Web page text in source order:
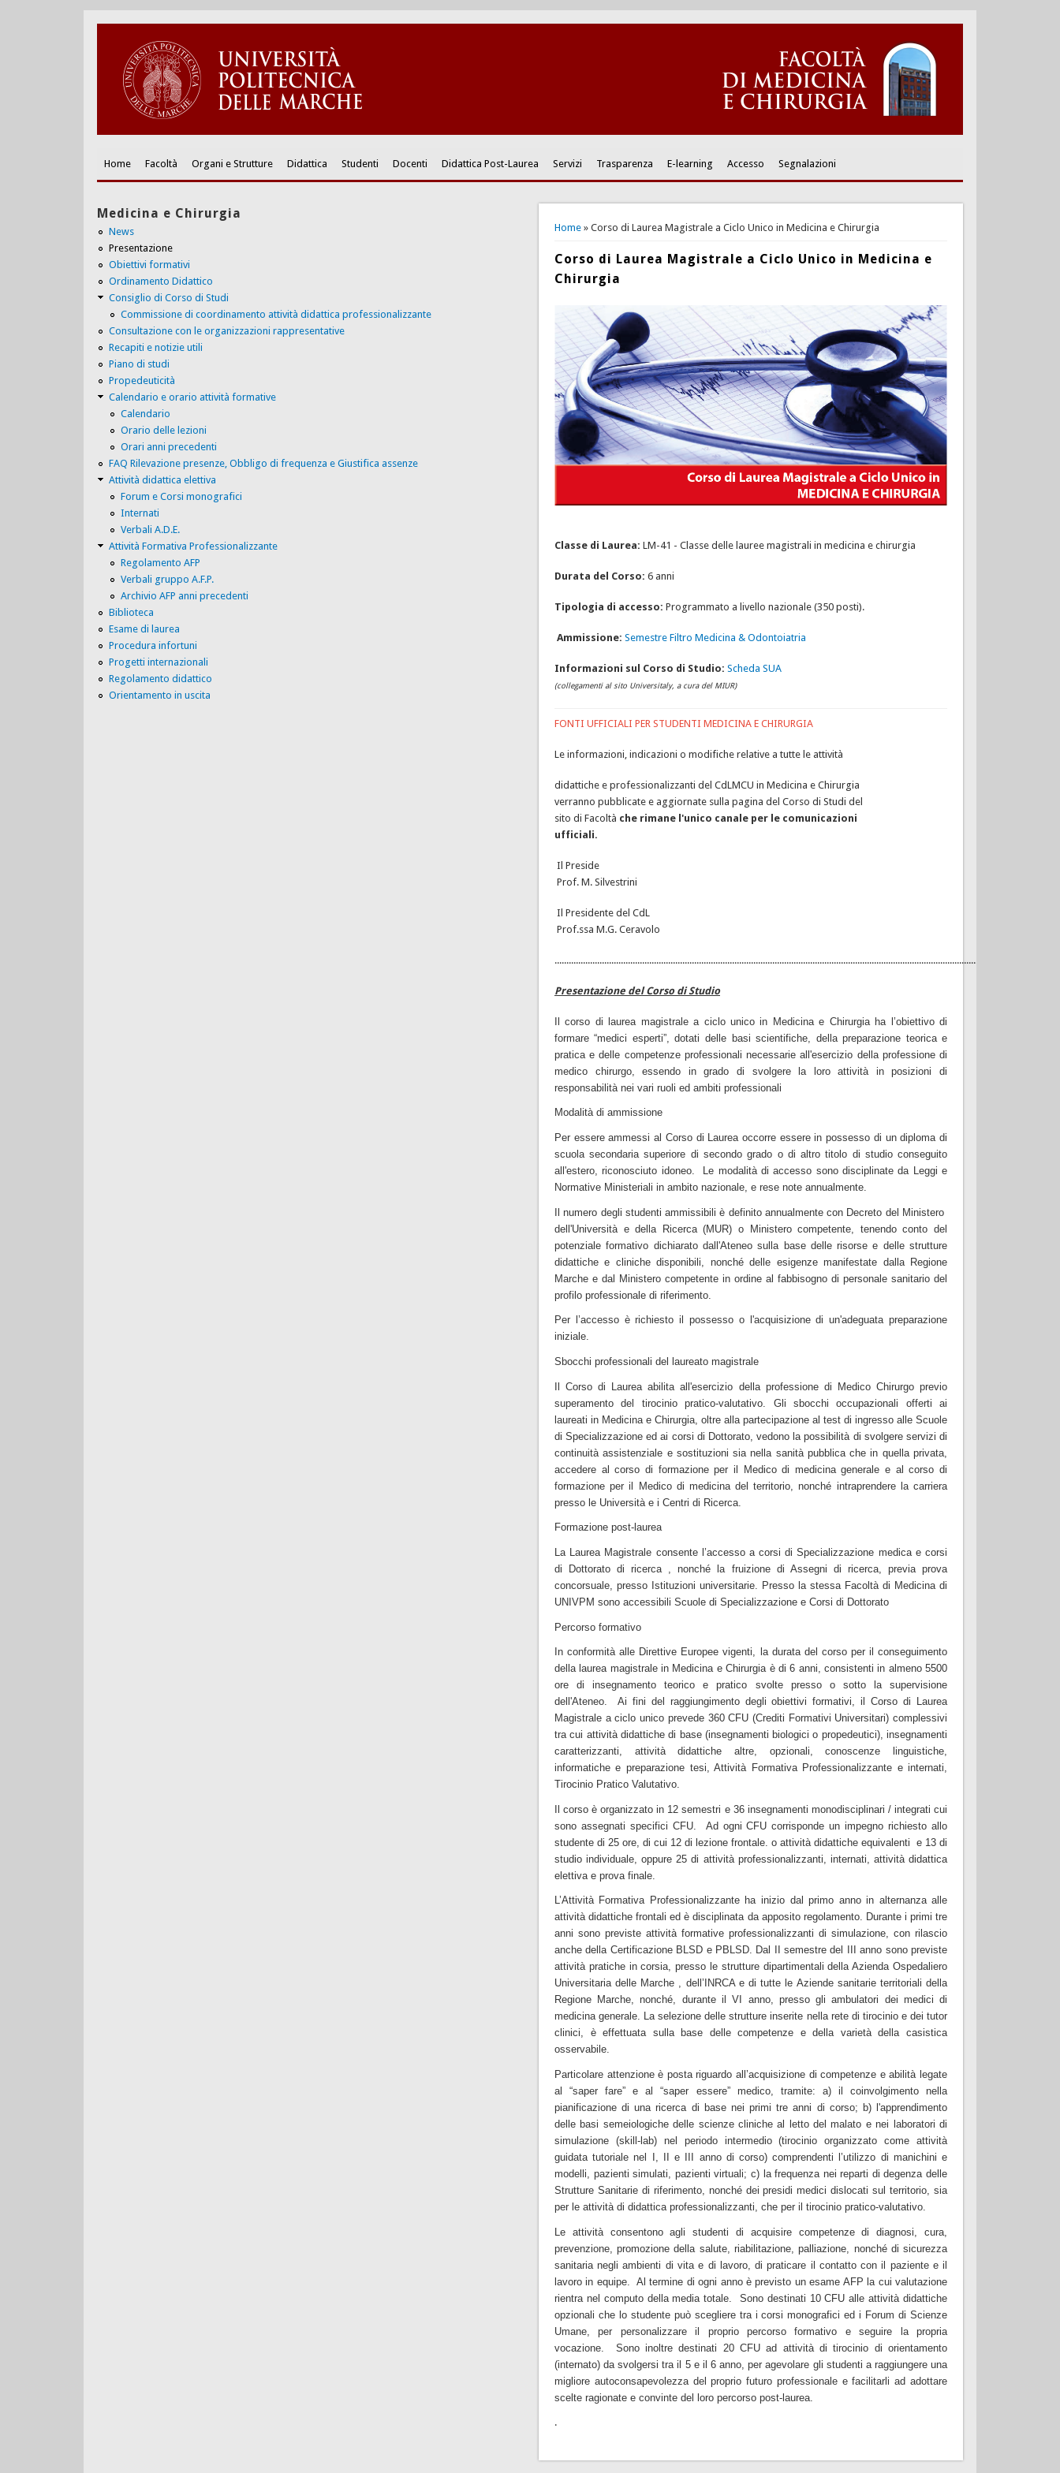
Home Facoltà Organi e Strutture Didattica Studenti Docenti Didattica Post-Laurea Servizi Trasparenza E-learning Accesso Segnalazioni
Home» Corso di Laurea Magistrale a Ciclo Unico in Medicina e Chirurgia
Corso di Laurea Magistrale a Ciclo Unico in Medicina e
Chirurgia
Classe di Laurea: LM-41 - Classe delle lauree magistrali in medicina e chirurgia
Durata del Corso: 6 anni
Tipologia di accesso: Programmato a livello nazionale (350 posti).
Ammissione: Semestre Filtro Medicina & Odontoiatria
Informazioni sul Corso di Studio: Scheda SUA
(collegamenti al sito Universitaly, a cura del MIUR)
FONTI UFFICIALI PER STUDENTI MEDICINA E CHIRURGIA
Le informazioni, indicazioni o modifiche relative a tutte le attività
didattiche e professionalizzanti del CdLMCU in Medicina e Chirurgia
verranno pubblicate e aggiornate sulla pagina del Corso di Studi del
sito di Facoltà che rimane l'unico canale per le comunicazioni
ufficiali.
Il Preside
Prof. M. Silvestrini
Il Presidente del CdL
Prof.ssa M.G. Ceravolo
Presentazione del Corso di Studio
Il corso di laurea magistrale a ciclo unico in Medicina e Chirurgia ha l’obiettivo di
formare “medici esperti”, dotati delle basi scientifiche, della preparazione teorica e
pratica e delle competenze professionali necessarie all'esercizio della professione di
medico chirurgo, essendo in grado di svolgere la loro attività in posizioni di
responsabilità nei vari ruoli ed ambiti professionali
Modalità di ammissione
Per essere ammessi al Corso di Laurea occorre essere in possesso di un diploma di
scuola secondaria superiore di secondo grado o di altro titolo di studio conseguito
all'estero, riconosciuto idoneo.
Le modalità di accesso sono disciplinate da Leggi e
Normative Ministeriali in ambito nazionale, e rese note annualmente.
Il numero degli studenti ammissibili è definito annualmente con Decreto del Ministero
dell'Università e della Ricerca (MUR) o Ministero competente, tenendo conto del
potenziale formativo dichiarato dall'Ateneo sulla base delle risorse e delle strutture
didattiche e cliniche disponibili, nonché delle esigenze manifestate dalla Regione
Marche e dal Ministero competente in ordine al fabbisogno di personale sanitario del
profilo professionale di riferimento.
Per l’accesso è richiesto il possesso o l'acquisizione di un'adeguata preparazione
iniziale.
Sbocchi professionali del laureato magistrale
Il Corso di Laurea abilita all'esercizio della professione di Medico Chirurgo previo
superamento del tirocinio pratico-valutativo. Gli sbocchi occupazionali offerti ai
laureati in Medicina e Chirurgia, oltre alla partecipazione al test di ingresso alle Scuole
di Specializzazione ed ai corsi di Dottorato, vedono la possibilità di svolgere servizi di
continuità assistenziale e sostituzioni sia nella sanità pubblica che in quella privata,
accedere al corso di formazione per il Medico di medicina generale e al corso di
formazione per il Medico di medicina del territorio, nonché intraprendere la carriera
presso le Università e i Centri di Ricerca.
Formazione post-laurea
La Laurea Magistrale consente l’accesso a corsi di Specializzazione medica e corsi
di Dottorato di ricerca , nonché la fruizione di Assegni di ricerca, previa prova
concorsuale, presso Istituzioni universitarie. Presso la stessa Facoltà di Medicina di
UNIVPM sono accessibili Scuole di Specializzazione e Corsi di Dottorato
Percorso formativo
In conformità alle Direttive Europee vigenti, la durata del corso per il conseguimento
della laurea magistrale in Medicina e Chirurgia è di 6 anni, consistenti in almeno 5500
ore di insegnamento teorico e pratico svolte presso o sotto la supervisione
dell'Ateneo. Ai fini del raggiungimento degli obiettivi formativi, il Corso di Laurea
Magistrale a ciclo unico prevede 360 CFU (Crediti Formativi Universitari) complessivi
tra cui attività didattiche di base (insegnamenti biologici o propedeutici), insegnamenti
caratterizzanti, attività didattiche altre, opzionali, conoscenze linguistiche,
informatiche e preparazione tesi, Attività Formativa Professionalizzante e internati,
Tirocinio Pratico Valutativo.
Il corso è organizzato in 12 semestri e 36 insegnamenti monodisciplinari / integrati cui
sono assegnati specifici CFU. Ad ogni CFU corrisponde un impegno richiesto allo
studente di 25 ore, di cui 12 di lezione frontale. o attività didattiche equivalenti e 13 di
studio individuale, oppure 25 di attività professionalizzanti, internati, attività didattica
elettiva e prova finale.
L’Attività Formativa Professionalizzante ha inizio dal primo anno in alternanza alle
attività didattiche frontali ed è disciplinata da apposito regolamento. Durante i primi tre
anni sono previste attività formative professionalizzanti di simulazione, con rilascio
anche della Certificazione BLSD e PBLSD. Dal II semestre del III anno sono previste
attività pratiche in corsia, presso le strutture dipartimentali della Azienda Ospedaliero
Universitaria delle Marche , dell’INRCA e di tutte le Aziende sanitarie territoriali della
Regione Marche, nonché, durante il VI anno, presso gli ambulatori dei medici di
medicina generale. La selezione delle strutture inserite nella rete di tirocinio e dei tutor
clinici, è effettuata sulla base delle competenze e della varietà della casistica
osservabile.
Particolare attenzione è posta riguardo all’acquisizione di competenze e abilità legate
al “saper fare” e al “saper essere” medico, tramite: a) il coinvolgimento nella
pianificazione di una ricerca di base nei primi tre anni di corso; b) l'apprendimento
delle basi semeiologiche delle scienze cliniche al letto del malato e nei laboratori di
simulazione (skill-lab) nel periodo intermedio (tirocinio organizzato come attività
guidata tutoriale nel I, II e III anno di corso) comprendenti l’utilizzo di manichini e
modelli, pazienti simulati, pazienti virtuali; c) la frequenza nei reparti di degenza delle
Strutture Sanitarie di riferimento, nonché dei presidi medici dislocati sul territorio, sia
per le attività di didattica professionalizzanti, che per il tirocinio pratico-valutativo.
Le attività consentono agli studenti di acquisire competenze di diagnosi, cura,
prevenzione, promozione della salute, riabilitazione, palliazione, nonché di sicurezza
sanitaria negli ambienti di vita e di lavoro, di praticare il contatto con il paziente e il
lavoro in equipe. Al termine di ogni anno è previsto un esame AFP la cui valutazione
rientra nel computo della media totale. Sono destinati 10 CFU alle attività didattiche
opzionali che lo studente può scegliere tra i corsi monografici ed i Forum di Scienze
Umane, per personalizzare il proprio percorso formativo e seguire la propria
vocazione. Sono inoltre destinati 20 CFU ad attività di tirocinio di orientamento
(internato) da svolgersi tra il 5 e il 6 anno, per agevolare gli studenti a raggiungere una
migliore autoconsapevolezza del proprio futuro professionale e facilitarli ad adottare
scelte ragionate e convinte del loro percorso post-laurea.
.
Medicina e Chirurgia
News
Presentazione
Obiettivi formativi
Ordinamento Didattico
Consiglio di Corso di Studi
Commissione di coordinamento attività didattica professionalizzante
Consultazione con le organizzazioni rappresentative
Recapiti e notizie utili
Piano di studi
Propedeuticità
Calendario e orario attività formative
Calendario
Orario delle lezioni
Orari anni precedenti
FAQ Rilevazione presenze, Obbligo di frequenza e Giustifica assenze
Attività didattica elettiva
Forum e Corsi monografici
Internati
Verbali A.D.E.
Attività Formativa Professionalizzante
Regolamento AFP
Verbali gruppo A.F.P.
Archivio AFP anni precedenti
Biblioteca
Esame di laurea
Procedura infortuni
Progetti internazionali
Regolamento didattico
Orientamento in uscita